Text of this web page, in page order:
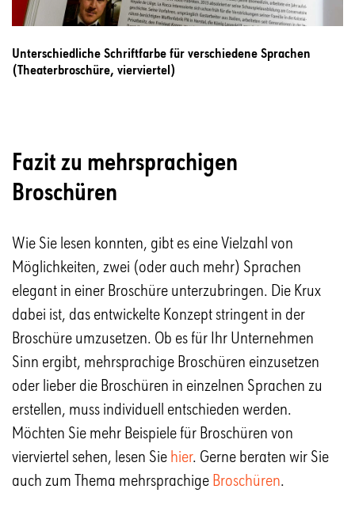
Unterschiedliche Schriftfarbe für verschiedene Sprachen
(Theaterbroschüre, vierviertel)
Fazit zu mehrsprachigen
Broschüren
Wie Sie lesen konnten, gibt es eine Vielzahl von
Möglichkeiten, zwei (oder auch mehr) Sprachen
elegant in einer Broschüre unterzubringen. Die Krux
dabei ist, das entwickelte Konzept stringent in der
Broschüre umzusetzen. Ob es für Ihr Unternehmen
Sinn ergibt, mehrsprachige Broschüren einzusetzen
oder lieber die Broschüren in einzelnen Sprachen zu
erstellen, muss individuell entschieden werden.
Möchten Sie mehr Beispiele für Broschüren von
vierviertel sehen, lesen Sie hier. Gerne beraten wir Sie
auch zum Thema mehrsprachige Broschüren.